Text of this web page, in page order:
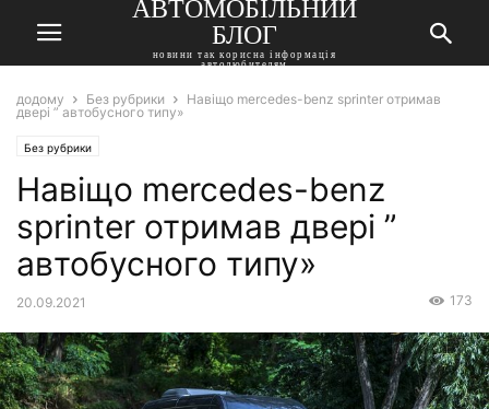
АВТОМОБІЛЬНИЙ
БЛОГ
новини так корисна інформація
автолюбителям
додому Без рубрики
Навіщо mercedes-benz sprinter отримав
двері ” автобусного типу»
Без рубрики
Навіщо mercedes-benz
sprinter отримав двері ”
автобусного типу»
20.09.2021 173